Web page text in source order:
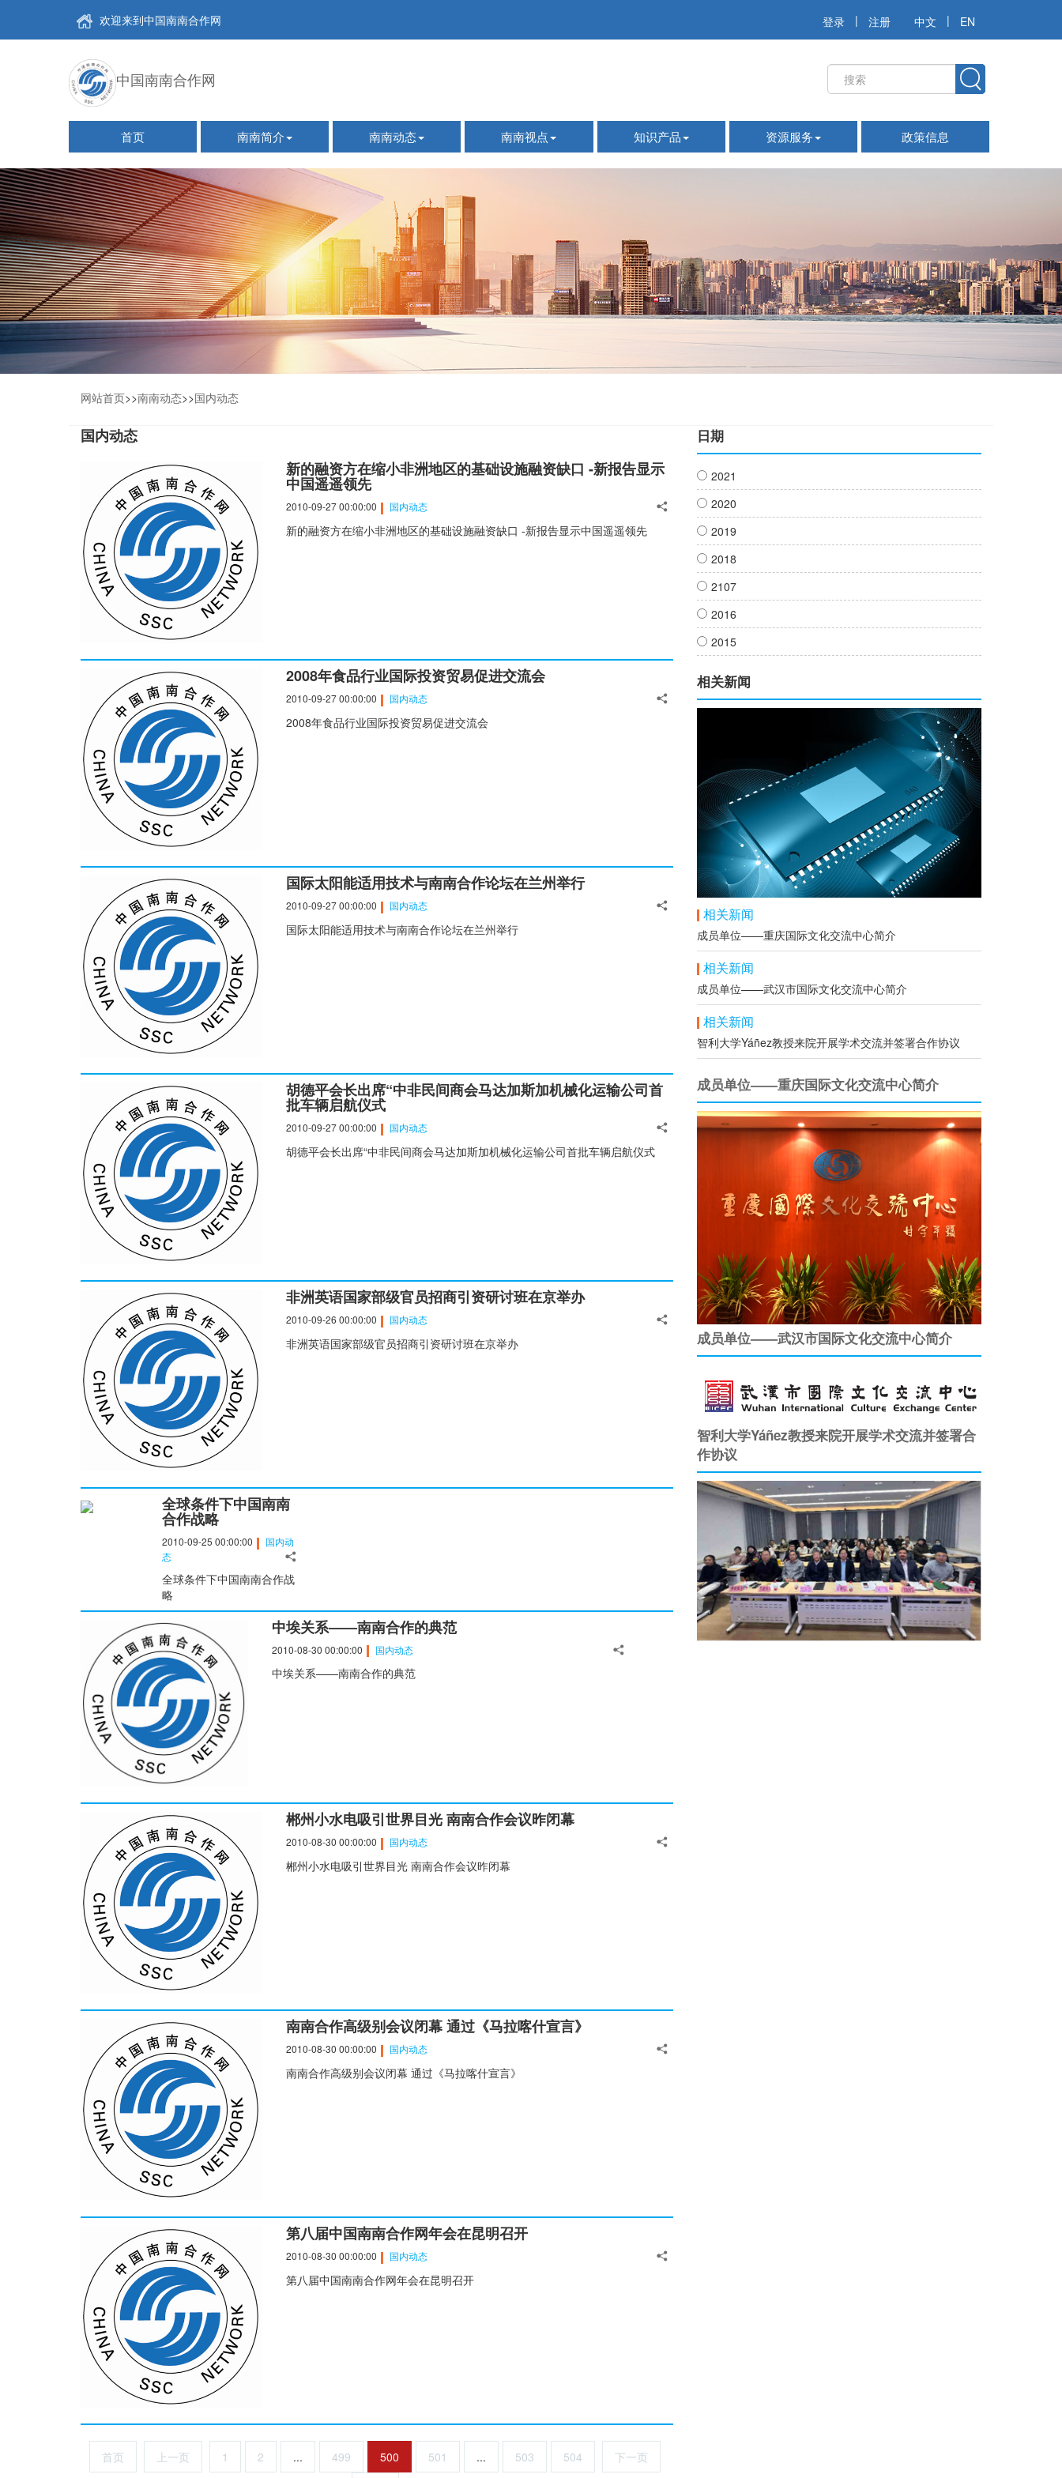
欢迎来到中国南南合作网 登录 | 注册 中文 | EN
中国南南合作网
首页 南南简介 南南动态 南南视点 知识产品 资源服务 政策信息
网站首页>>南南动态>>国内动态
国内动态
新的融资方在缩小非洲地区的基础设施融资缺口 -新报告显示
中国遥遥领先
2010-09-27 00:00:00 国内动态
新的融资方在缩小非洲地区的基础设施融资缺口 -新报告显示中国遥遥领先
2008年食品行业国际投资贸易促进交流会
2010-09-27 00:00:00 国内动态
2008年食品行业国际投资贸易促进交流会
国际太阳能适用技术与南南合作论坛在兰州举行
2010-09-27 00:00:00 国内动态
国际太阳能适用技术与南南合作论坛在兰州举行
胡德平会长出席“中非民间商会马达加斯加机械化运输公司首
批车辆启航仪式
2010-09-27 00:00:00 国内动态
胡德平会长出席“中非民间商会马达加斯加机械化运输公司首批车辆启航仪式
非洲英语国家部级官员招商引资研讨班在京举办
2010-09-26 00:00:00 国内动态
非洲英语国家部级官员招商引资研讨班在京举办
全球条件下中国南南
合作战略
2010-09-25 00:00:00
国内动
态
全球条件下中国南南合作战
略
中埃关系——南南合作的典范
2010-08-30 00:00:00 国内动态
中埃关系——南南合作的典范
郴州小水电吸引世界目光 南南合作会议昨闭幕
2010-08-30 00:00:00 国内动态
郴州小水电吸引世界目光 南南合作会议昨闭幕
南南合作高级别会议闭幕 通过《马拉喀什宣言》
2010-08-30 00:00:00 国内动态
南南合作高级别会议闭幕 通过《马拉喀什宣言》
第八届中国南南合作网年会在昆明召开
2010-08-30 00:00:00 国内动态
第八届中国南南合作网年会在昆明召开
首页 上一页 1 2 ... 499 500 501 ... 503 504 下一页
日期
2021
2020
2019
2018
2107
2016
2015
相关新闻
相关新闻
成员单位——重庆国际文化交流中心简介
相关新闻
成员单位——武汉市国际文化交流中心简介
相关新闻
智利大学Yáñez教授来院开展学术交流并签署合作协议
成员单位——重庆国际文化交流中心简介
成员单位——武汉市国际文化交流中心简介
智利大学Yáñez教授来院开展学术交流并签署合
作协议